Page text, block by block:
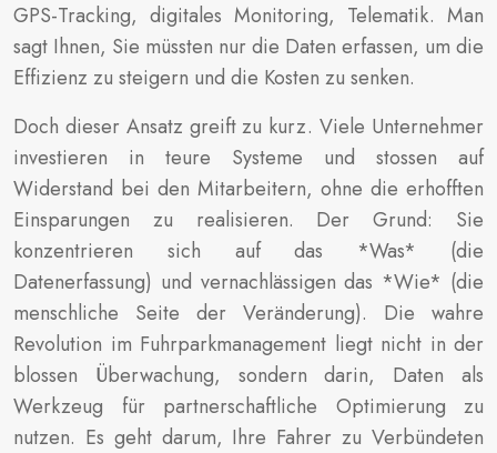
GPS-Tracking, digitales Monitoring, Telematik. Man
sagt Ihnen, Sie müssten nur die Daten erfassen, um die
Effizienz zu steigern und die Kosten zu senken.
Doch dieser Ansatz greift zu kurz. Viele Unternehmer
investieren in teure Systeme und stossen auf
Widerstand bei den Mitarbeitern, ohne die erhofften
Einsparungen zu realisieren. Der Grund: Sie
konzentrieren sich auf das *Was* (die
Datenerfassung) und vernachlässigen das *Wie* (die
menschliche Seite der Veränderung). Die wahre
Revolution im Fuhrparkmanagement liegt nicht in der
blossen Überwachung, sondern darin, Daten als
Werkzeug für partnerschaftliche Optimierung zu
nutzen. Es geht darum, Ihre Fahrer zu Verbündeten